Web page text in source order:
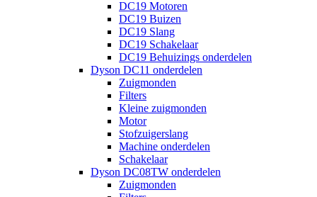
DC19 Motoren
DC19 Buizen
DC19 Slang
DC19 Schakelaar
DC19 Behuizings onderdelen
Dyson DC11 onderdelen
Zuigmonden
Filters
Kleine zuigmonden
Motor
Stofzuigerslang
Machine onderdelen
Schakelaar
Dyson DC08TW onderdelen
Zuigmonden